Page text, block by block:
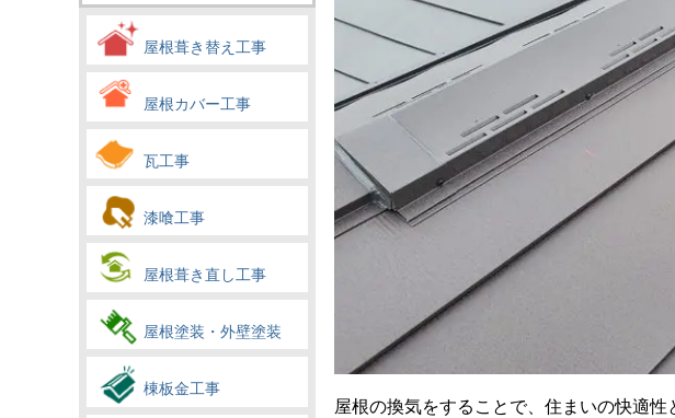
屋根葺き替え工事
屋根カバー工事
瓦工事
漆喰工事
屋根葺き直し工事
屋根塗装・外壁塗装
棟板金工事
屋根の換気をすることで、住まいの快適